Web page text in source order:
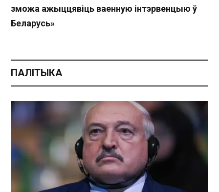
зможа ажыццявіць ваенную інтэрвенцыю ў
Беларусь»
ПАЛІТЫКА